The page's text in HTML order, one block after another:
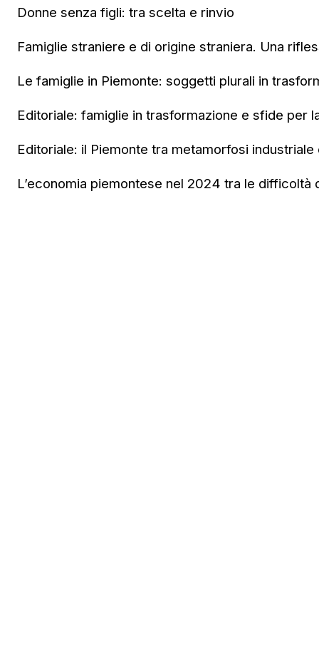
Donne senza figli: tra scelta e rinvio
Famiglie straniere e di origine straniera. Una
Le famiglie in Piemonte: soggetti plurali in
Editoriale: famiglie in trasformazione e sfide per
Editoriale: il Piemonte tra metamorfosi
L’economia piemontese nel 2024 tra le